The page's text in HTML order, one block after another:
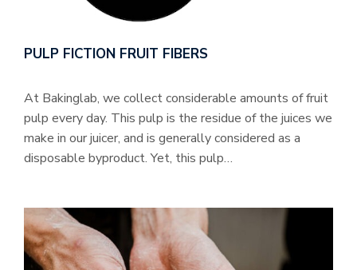
PULP FICTION FRUIT FIBERS
At Bakinglab, we collect considerable amounts of fruit
pulp every day. This pulp is the residue of the juices we
make in our juicer, and is generally considered as a
disposable byproduct. Yet, this pulp…